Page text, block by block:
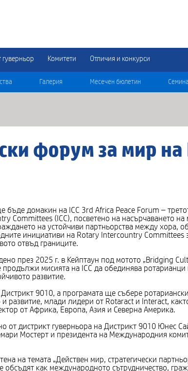
гуверньор Комитети Отличия и конкурси
Галерия Месечен бюлетин
форум за мир на
домакин на ICC 3rd Africa Peace Forum –
Committees (ICC), посветено на насърчаването на
на устойчиви партньорства между хора,
инициативи на Rotary Intercountry Committees
отвъд границите.
през 2025 г. в Кейптаун под мотото „Bridging
мисията на ICC да обединява ротарианци
развитие.
9010, а програмата ще събере
развитие, млади лидери от Rotaract и Interact,
от Африка, Европа, Азия и Северна Америка.
дистрикт гуверньора на Дистрикт 9010 Юнес
Мостерт и президента на Международния
на темата „Действен мир, стратегически
обсъдят как международното сътрудничество,